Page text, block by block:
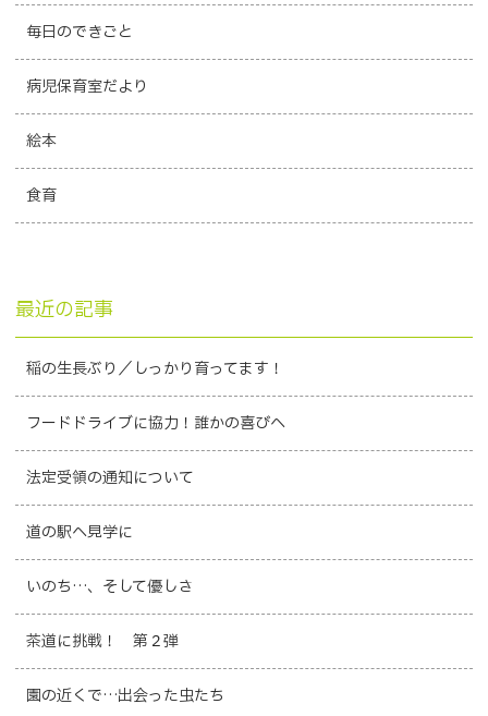
毎日のできごと
病児保育室だより
絵本
食育
最近の記事
稲の生長ぶり／しっかり育ってます！
フードドライブに協力！誰かの喜びへ
法定受領の通知について
道の駅へ見学に
いのち…、そして優しさ
茶道に挑戦！ 第２弾
園の近くで…出会った虫たち